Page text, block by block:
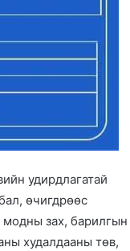
удирдлагатай
өчигдрөөс
модны зах, барилгын
худалдааны төв,